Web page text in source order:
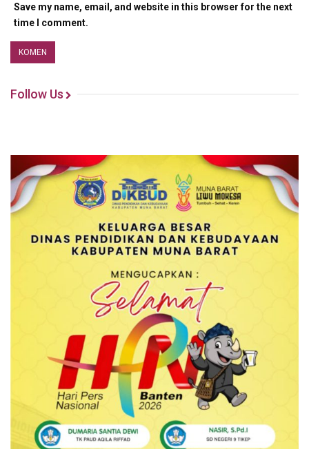
Save my name, email, and website in this browser for the next
time I comment.
Follow Us